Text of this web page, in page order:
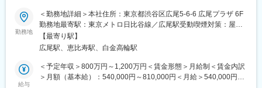
管理部門組織としては残業時間は10～20時間前後です。年間休日
125日、土日祝休みとON・OFFメリハリをつけて就業していま
す。
■当社の魅力：
イフリズムナビ+Dr.』の企画・運営を行う企業です。室内に設置
したセンサーで、室内の状況をリアルタイムに把握・アラート通
■業務内容：
創業40年目を迎え、第2変革期を迎えている当社にて、更なる会
社の成長を担う人財を募集しています。「働く女性を支援する」
ことは当社の企業理念であり、この理念実現に向けた社会的価値
を探求し、そして具現化していきます。
■具体的な業務内容：
勤務地
＜勤務地詳細＞本社住所：東京都渋谷区広尾5-6-6 広尾プラザ 6F
勤務地最寄駅：東京メトロ日比谷線／広尾駅受動喫煙対策：屋内
全面禁煙変更の範囲：会社の定める事業所（リモートワーク含
む）
【最寄り駅】
広尾駅、恵比寿駅、白金高輪駅
給与
＜予定年収＞800万円～1,200万円＜賃金形態＞月給制＜賃金内訳
＞月額（基本給）：540,000円～810,000円＜月給＞540,000円～